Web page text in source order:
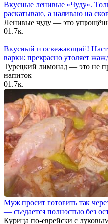
Вкусные ленивые «Чуду».
раскатываю, а наливаю на
Ленивые чуду — это
01.7к.
Вкусный и освежающий!
варки: прекрасно утоляет
Турецкий лимонад — это не
напиток
01.7к.
Муж просит готовить так
— съедается полностью без
Курица по-еврейски с